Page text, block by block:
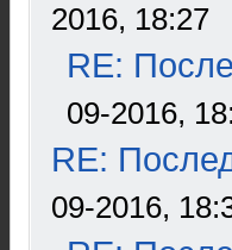
2016, 18:27
RE:
09-2016,
RE:
09-2016,